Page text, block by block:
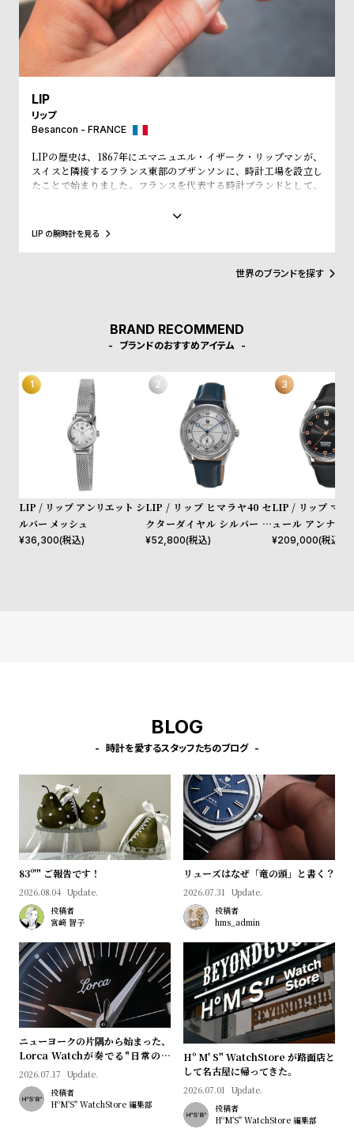
w
s
o
u
e
ン
い
よ
る
問
お
合
せ
LIP
リップ
Besancon - FRANCE
LIPの歴史は、1867年にエマニュエル・イザーク・リップマンが、
スイスと隣接するフランス東部のブザンソンに、時計工場を設立し
たことで始まりました。フランスを代表する時計ブランドとして、
領、マクロン大統領に愛用され、英国のチャーチル元首相、米国の
アイゼンハウワー元大統領、クリントン元大統領にも贈呈されるな
ど、現在に至るまで多くの著名人にも愛されています。
LIP の腕時計を見る
世界のブランドを探す
BRAND RECOMMEND
ブランドのおすすめアイテム
LIP / リップ アンリエット シ
ルバー メッシュ
¥36,300(税込)
LIP / リップ ヒマラヤ40 セ
クターダイヤル シルバー ブ
ルーレザー
¥52,800(税込)
LIP / リップ マニ
ュール アンナプ
ー ブラックレザー
¥209,000(税込)
BLOG
時計を愛するスタッフたちのブログ
83º'" ご報告です！
2026.08.04 Update.
投稿者
宮﨑 智子
リューズはなぜ「竜の頭」と書く？
2026.07.31 Update.
投稿者
hms_admin
ニューヨークの片隅から始まった、
Lorca Watchが奏でる"日常のロ
マン"｜Brand Picks #08
2026.07.17 Update.
投稿者
HºM'S" WatchStore 編集部
Hº M' S" WatchStore が路面店と
して名古屋に帰ってきた。
2026.07.01 Update.
投稿者
HºM'S" WatchStore 編集部